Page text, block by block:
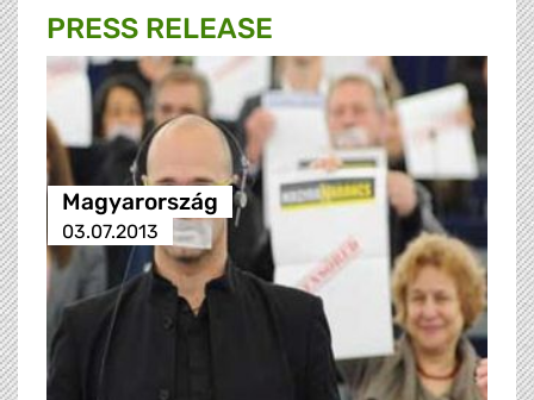
PRESS RELEASE
Magyarország
03.07.2013